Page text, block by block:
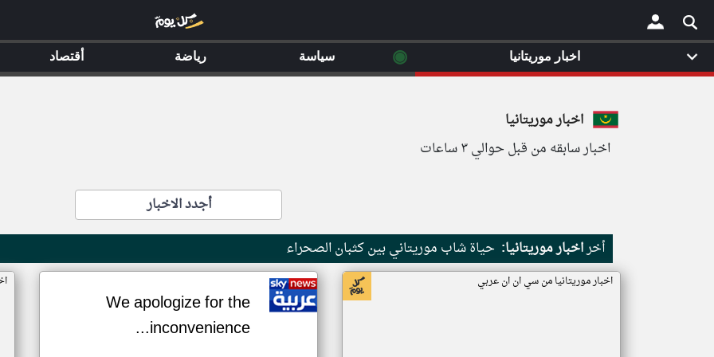
×
اخبار موريتانيا
اخبار سابقه من قبل حوالي ٣ ساعات
أجدد الاخبار
أخراخبار موريتانيا: حياة شاب موريتاني بين كثبان الصحراء
اخبار موريتانيا من سي ان ان عربي
We apologize for the
inconvenience...
اخبار موريتانيا ◉ سياسة رياضة أقتصاد